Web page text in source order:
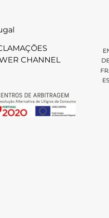
CHANNEL